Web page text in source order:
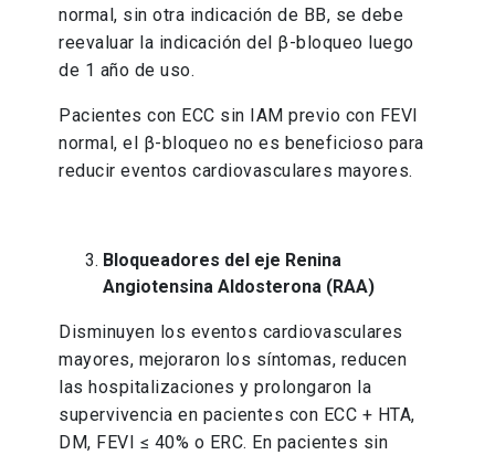
normal, sin otra indicación de BB, se debe
reevaluar la indicación del β-bloqueo luego
de 1 año de uso.
Pacientes con ECC sin IAM previo con FEVI
normal, el β-bloqueo no es beneficioso para
reducir eventos cardiovasculares mayores.
Bloqueadores del eje Renina
Angiotensina Aldosterona (RAA)
Disminuyen los eventos cardiovasculares
mayores, mejoraron los síntomas, reducen
las hospitalizaciones y prolongaron la
supervivencia en pacientes con ECC + HTA,
DM, FEVI ≤ 40% o ERC. En pacientes sin